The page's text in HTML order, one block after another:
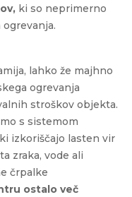
ki so neprimerno
lahko že majhno
ogrevanja
stroškov objekta.
s sistemom
izkoriščajo lasten vir
zraka, vode ali
črpalke
ostalo več